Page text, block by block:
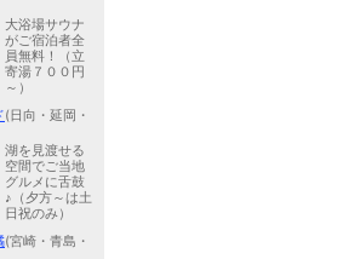
大浴場サウナ
がご宿泊者全
員無料！（立
寄湯７００円
～）
(日向・延岡・
湖を見渡せる
空間でご当地
グルメに舌鼓
♪（夕方～は土
日祝のみ）
(宮崎・青島・